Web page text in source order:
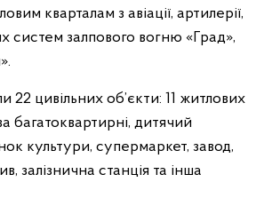
кварталам з авіації, артилерії,
систем залпового вогню «Град»,
22 цивільних об’єкти: 11 житлових
багатоквартирні, дитячий
культури, супермаркет, завод,
залізнична станція та інша